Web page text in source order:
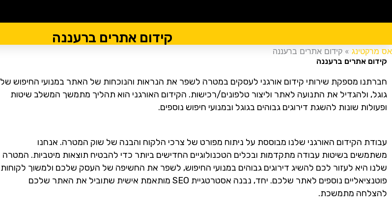
קידום אתרים ברעננה
אס מרקטינג » קידום אתרים ברעננה
קידום אתרים ברעננה
חברתנו מספקת שירותי קידום אורגני לעסקים במטרה לשפר את הנראות והנוכחות של האתר במנועי החיפוש של
גוגל, ולהגדיל את התנועה לאתר וליצור טלפונים/רכישות. הקידום האורגני הוא תהליך מתמשך המשלב שיטות
ופעולות שונות להשגת דירוגים גבוהים בגוגל ובמנועי חיפוש נוספים.
עבודת הקידום האורגני שלנו מבוססת על ניתוח מפורט של צרכי הלקוח והבנה של שוק המטרה. אנחנו
משתמשים בשיטות עבודה מתקדמות ובכלים הטכנולוגיים החדישים ביותר כדי להבטיח תוצאות מיטביות. המטרה
שלנו היא לעזור לכם להשיג דירוגים גבוהים במנועי החיפוש, לשפר את החשיפה של העסק שלכם ולמשוך לקוחות
פוטנציאליים נוספים לאתר שלכם. יחד, נבנה אסטרטגיית SEO מותאמת אישית שתוביל את האתר שלכם
להצלחה מתמשכת.